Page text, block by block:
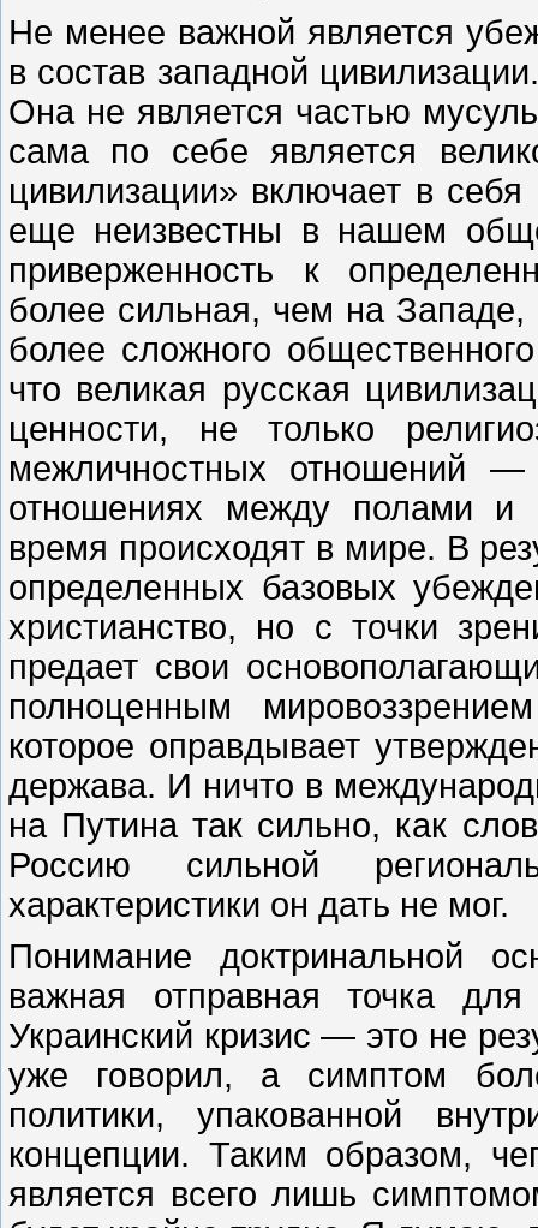
Не менее важной является
в состав западной
Она не является частью
сама по себе является
цивилизации» включает в
еще неизвестны в нашем
приверженность к
более сильная, чем на Западе,
более сложного
что великая русская
ценности, не только
межличностных отношений
отношениях между полами и
время происходят в мире. В
определенных базовых
христианство, но с точки
предает свои
полноценным
которое оправдывает
держава. И ничто в
на Путина так сильно, как
Россию сильной
характеристики он дать не мог.
Понимание доктринальной
важная отправная точка для
Украинский кризис — это не
уже говорил, а симптом
политики, упакованной
концепции. Таким образом,
является всего лишь